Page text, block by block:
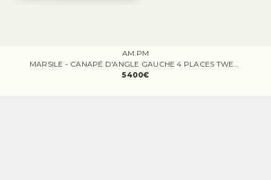
AM.PM
MARSILE - CANAPÉ D'ANGLE GAUCHE 4 PLACES TWEED BEIGE
5400€